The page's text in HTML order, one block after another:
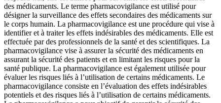
des médicaments. Le terme pharmacovigilance est utilisé pour
désigner la surveillance des effets secondaires des médicaments sur
le corps humain. La pharmacovigilance est une procédure qui vise à
identifier et à traiter les effets indésirables des médicaments. Elle est
effectuée par des professionnels de la santé et des scientifiques. La
pharmacovigilance vise à assurer la sécurité des médicaments en
assurant la sécurité des patients et en limitant les risques pour la
santé publique. La pharmacovigilance est également utilisée pour
évaluer les risques liés à l’utilisation de certains médicaments. Le
pharmacovigilance consiste en l’évaluation des effets indésirables
potentiels et des risques liés à l’utilisation de certains médicaments.